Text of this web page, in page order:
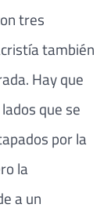
tres
también
Hay que
que se
por la
la
a un